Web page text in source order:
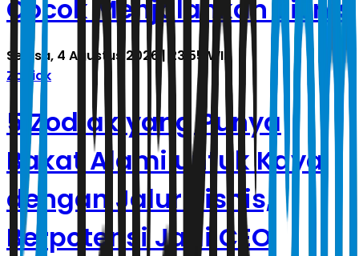
Cocok Menjalankan Bisnis
Selasa, 4 Agustus 2026 | 23.55 WIB
Zodiak
5 Zodiak yang Punya
Bakat Alami untuk Kaya
dengan Jalur Bisnis,
Berpotensi Jadi CEO